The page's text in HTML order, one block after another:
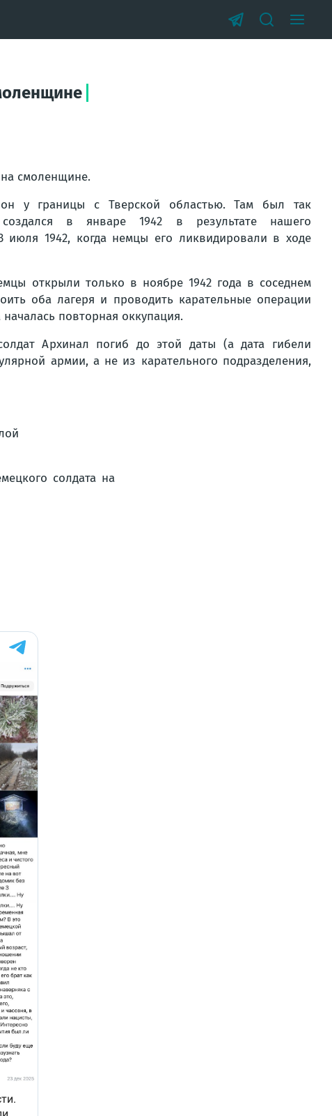
смоленщине.
у границы с Тверской областью. Там был так
в январе 1942 в результате нашего
июля 1942, когда немцы его ликвидировали в ходе
открыли только в ноябре 1942 года в соседнем
оба лагеря и проводить карательные операции
повторная оккупация.
Архинал погиб до этой даты (а дата гибели
армии, а не из карательного подразделения,